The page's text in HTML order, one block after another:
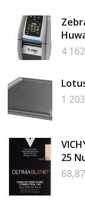
4
1
25
68,87